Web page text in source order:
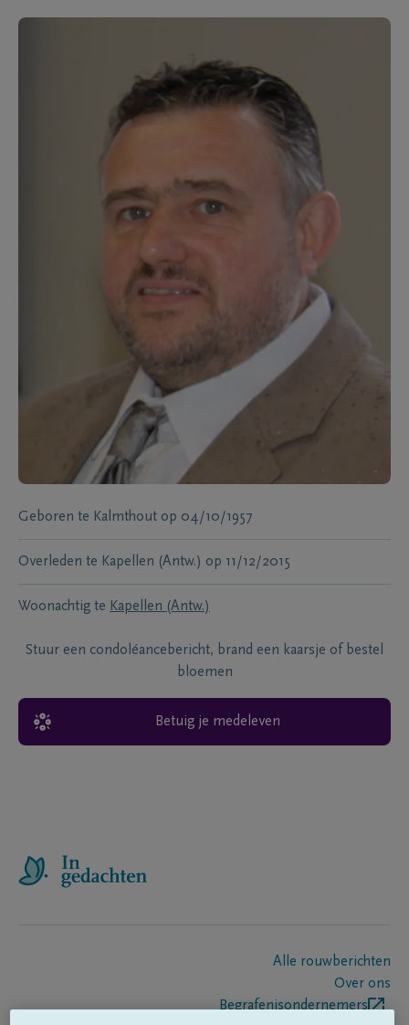
Geboren te Kalmthout op 04/10/1957
Overleden te Kapellen (Antw.) op 11/12/2015
Woonachtig te Kapellen (Antw.)
Stuur een condoléancebericht, brand een kaarsje of bestel
bloemen
Betuig je medeleven
Alle rouwberichten
Over ons
Begrafenisondernemers